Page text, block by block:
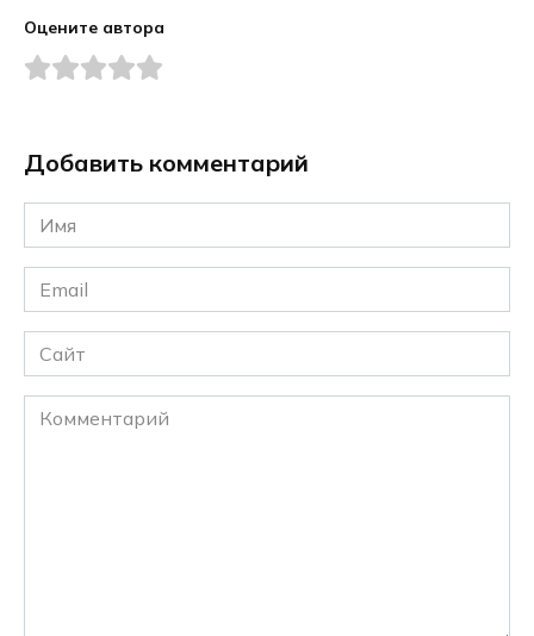
Оцените автора
Добавить комментарий
Имя
*
Email
*
Сайт
Комментарий